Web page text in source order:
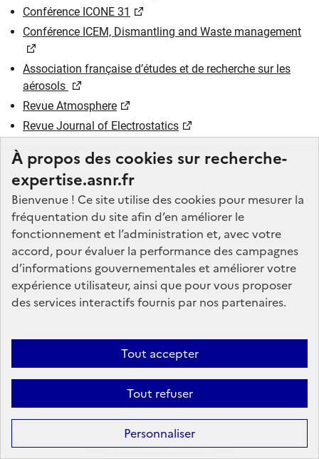
À propos des cookies sur recherche-
expertise.asnr.fr
Bienvenue ! Ce site utilise des cookies pour mesurer la
fréquentation du site afin d’en améliorer le
fonctionnement et l’administration et, avec votre
accord, pour évaluer la performance des campagnes
d’informations gouvernementales et améliorer votre
expérience utilisateur, ainsi que pour vous proposer
des services interactifs fournis par nos partenaires.
Tout accepter
Tout refuser
Personnaliser
Conférence ICONE 31
Conférence ICEM, Dismantling and Waste management
Association française d’études et de recherche sur les
aérosols
Revue Atmosphere
Revue Journal of Electrostatics
Collaborations internes à l’IRSN
Laboratoire de radiotoxicologie et radiobiologie
expérimentale (LRTOX)
Bureau de modélisation des transferts dans
l'environnement pour l'étude des conséquences des
accidents (BMCA)
Laboratoire d'étude et d'expertise sur la radioactivité de
Bureau d'étude et d'expertise du radon (BERAD)
Laboratoire d'expérimentation des feux (LEF)
Service des Accidents Majeurs - SAM
Service de sûreté des installations nucléaires de
recherche, des installations de traitement des effluents et
des déchets, des irradiateurs et des installations en